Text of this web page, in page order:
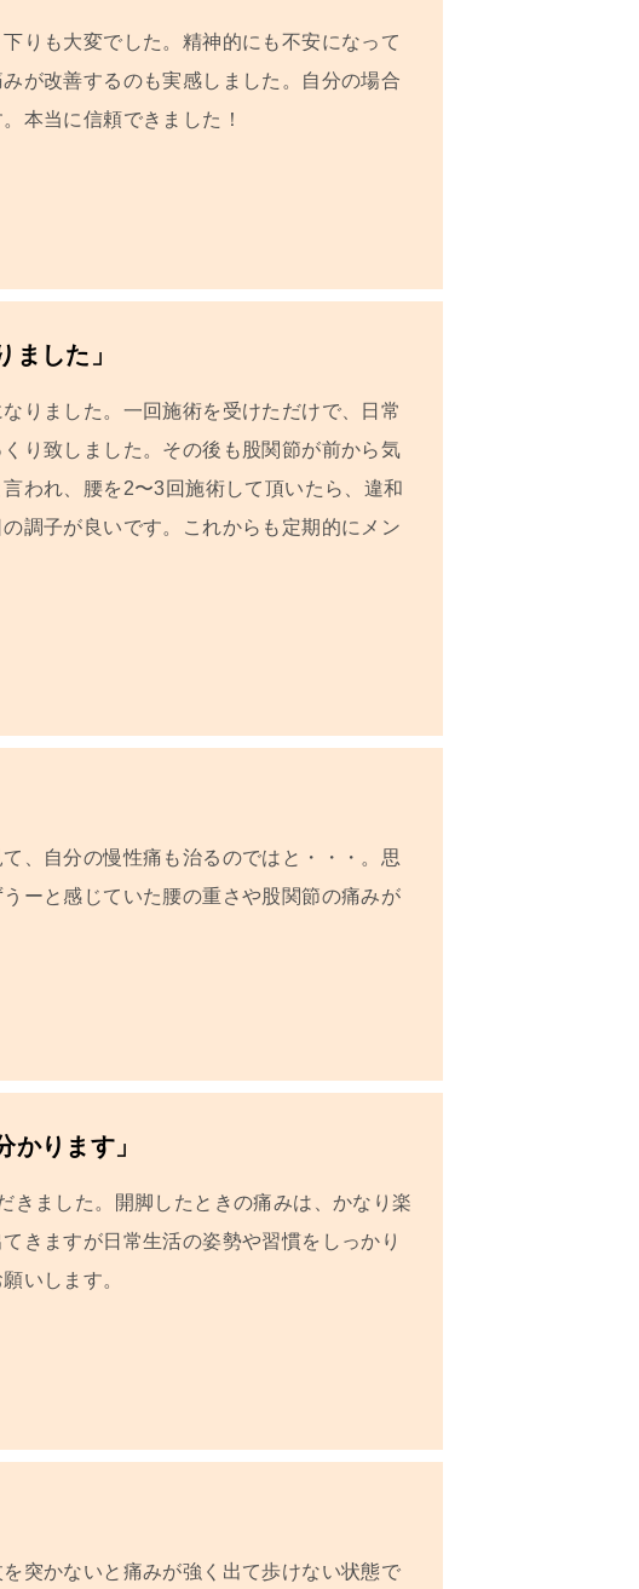
りも大変でした。精神的にも不安になって
が改善するのも実感しました。自分の場合
本当に信頼できました！
ました」
りました。 一回施術を受けただけで、日常
り致しました。 その後も股関節が前から気
われ、腰を2〜3回施術して頂いたら、違和
調子が良いです。
これからも定期的にメン
、自分の慢性痛も治るのではと・・・。思
ーと感じていた腰の重さや股関節の痛みが
かります」
きました。開脚したときの痛みは、かなり楽
きますが日常生活の姿勢や習慣をしっかり
いします。
突かないと痛みが強く出て歩けない状態で